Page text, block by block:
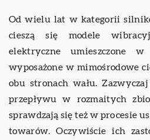
Od wielu lat w kategorii
cieszą się modele
elektryczne umieszczone
wyposażone w mimośrodowe
obu stronach wału. Zazwyczaj
przepływu w rozmaitych
sprawdzają się też w procesie
towarów. Oczywiście ich